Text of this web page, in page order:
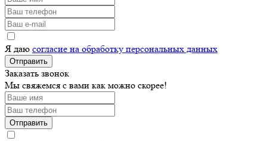
Я даю согласие на обработку персональных данных
Отправить
Заказать звонок
Мы свяжемся с вами как можно скорее!
Отправить